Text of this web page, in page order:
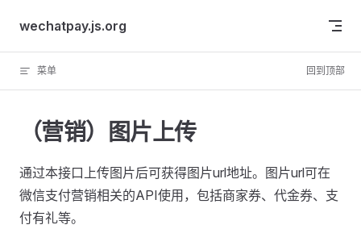
Skip to content
wechatpay.js.org
菜单 回到顶部
（营销）图片上传
通过本接口上传图片后可获得图片url地址。图片url可在
微信支付营销相关的API使用，包括商家券、代金券、支
付有礼等。